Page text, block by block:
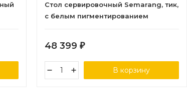
Стол сервировочный Semarang, тик,
с белым пигментированием
48 399 ₽
В корзину